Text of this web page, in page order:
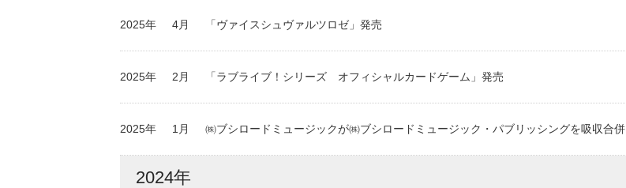
2025年 4月 「ヴァイスシュヴァルツロゼ」発売
2025年 2月 「ラブライブ！シリーズ オフィシャルカードゲーム」発売
2025年 1月 ㈱ブシロードミュージックが㈱ブシロードミュージック・パブリッシングを吸収合併
2024年